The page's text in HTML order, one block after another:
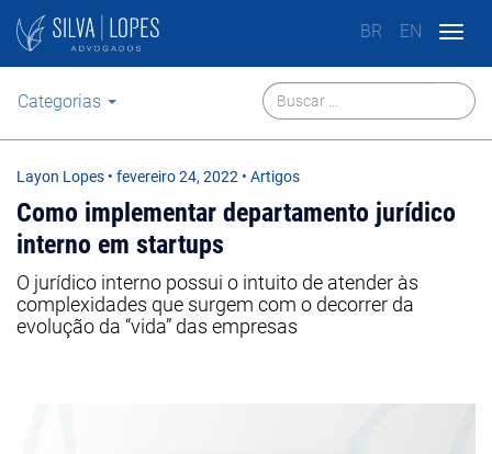
BR EN
Categorias
Layon Lopes • fevereiro 24, 2022 • Artigos
Como implementar departamento jurídico
interno em startups
O jurídico interno possui o intuito de atender às
complexidades que surgem com o decorrer da
evolução da “vida” das empresas